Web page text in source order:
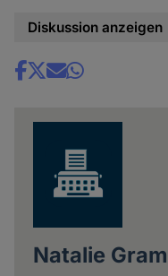
Diskussion anzeigen
Share
Natalie